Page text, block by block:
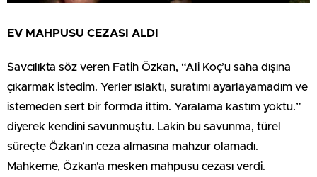
EV MAHPUSU CEZASI ALDI
Savcılıkta söz veren Fatih Özkan, “Ali Koç’u saha dışına
çıkarmak istedim. Yerler ıslaktı, suratımı ayarlayamadım ve
istemeden sert bir formda ittim. Yaralama kastım yoktu.”
diyerek kendini savunmuştu. Lakin bu savunma, türel
süreçte Özkan’ın ceza almasına mahzur olamadı.
Mahkeme, Özkan’a mesken mahpusu cezası verdi.